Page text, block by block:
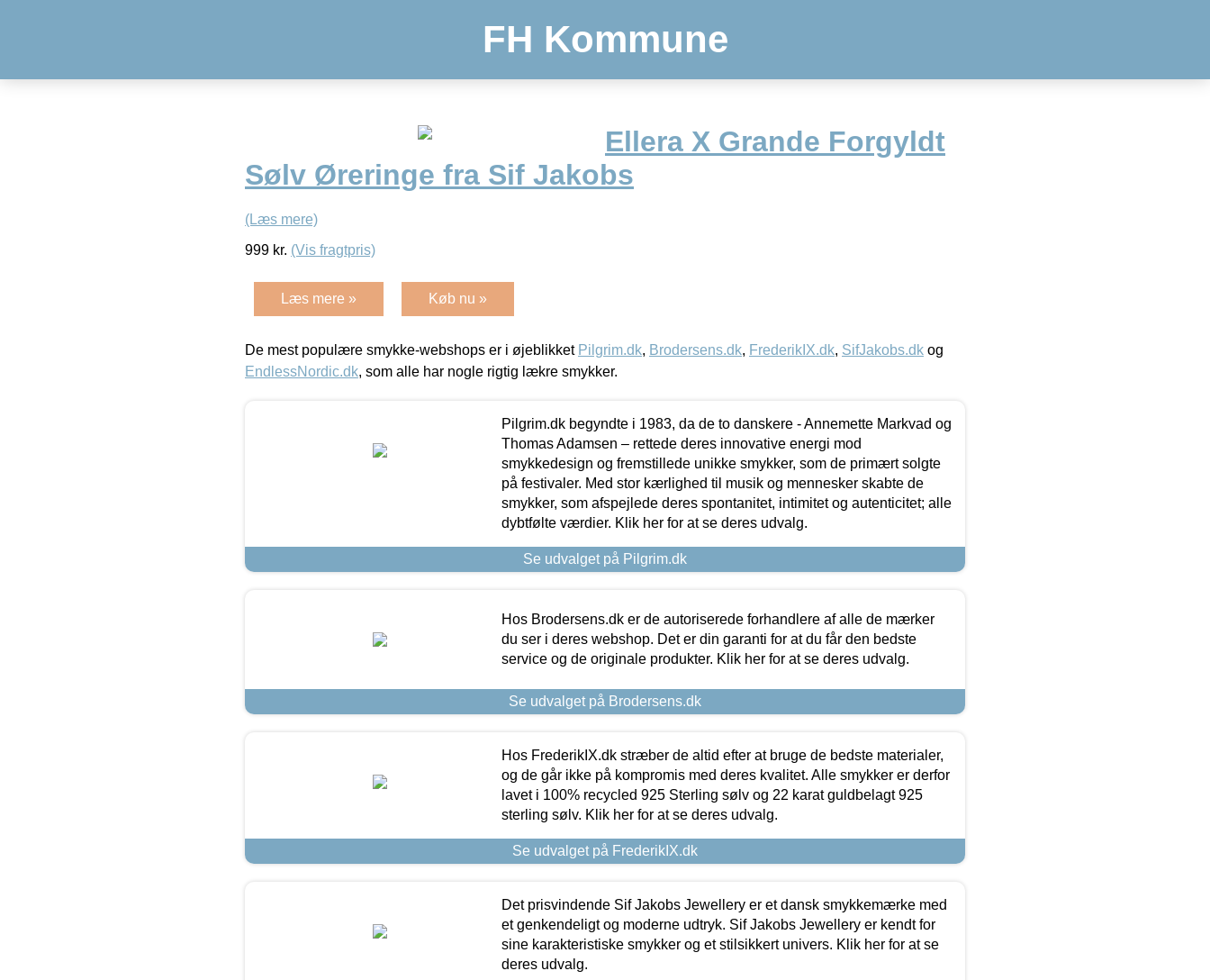
FH Kommune
Ellera X Grande Forgyldt
Sølv Øreringe fra Sif Jakobs
(Læs mere)
999 kr. (Vis fragtpris)
Læs mere » Køb nu »
De mest populære smykke-webshops er i øjeblikket Pilgrim.dk, Brodersens.dk, FrederikIX.dk, SifJakobs.dk og
EndlessNordic.dk, som alle har nogle rigtig lækre smykker.
Pilgrim.dk begyndte i 1983, da de to danskere - Annemette Markvad og
Thomas Adamsen – rettede deres innovative energi mod
smykkedesign og fremstillede unikke smykker, som de primært solgte
på festivaler. Med stor kærlighed til musik og mennesker skabte de
smykker, som afspejlede deres spontanitet, intimitet og autenticitet; alle
dybtfølte værdier. Klik her for at se deres udvalg.
Se udvalget på Pilgrim.dk
Hos Brodersens.dk er de autoriserede forhandlere af alle de mærker
du ser i deres webshop. Det er din garanti for at du får den bedste
service og de originale produkter. Klik her for at se deres udvalg.
Se udvalget på Brodersens.dk
Hos FrederikIX.dk stræber de altid efter at bruge de bedste materialer,
og de går ikke på kompromis med deres kvalitet. Alle smykker er derfor
lavet i 100% recycled 925 Sterling sølv og 22 karat guldbelagt 925
sterling sølv. Klik her for at se deres udvalg.
Se udvalget på FrederikIX.dk
Det prisvindende Sif Jakobs Jewellery er et dansk smykkemærke med
et genkendeligt og moderne udtryk. Sif Jakobs Jewellery er kendt for
sine karakteristiske smykker og et stilsikkert univers. Klik her for at se
deres udvalg.